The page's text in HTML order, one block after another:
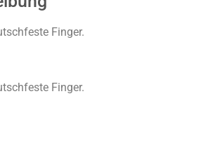
Finger.
Finger.